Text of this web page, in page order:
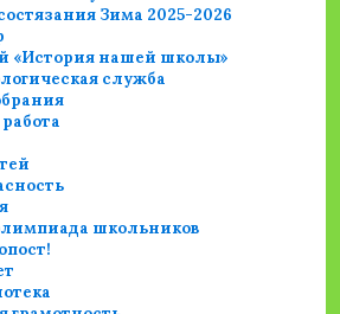
Зима 2025-2026
«История нашей школы»
служба
школьников